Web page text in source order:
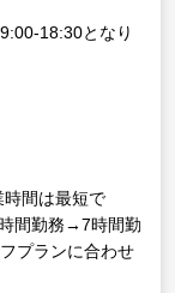
18:30となり
間は最短で
間勤務→7時間勤
プランに合わせ